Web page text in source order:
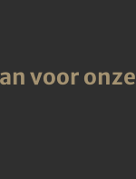
voor onze